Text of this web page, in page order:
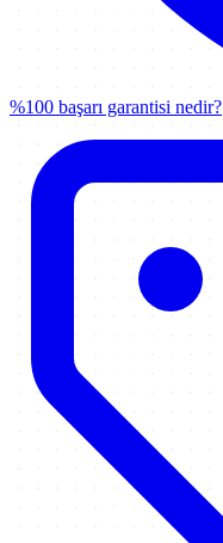
%100 başarı garantisi nedir?